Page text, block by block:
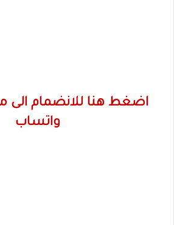
اضغط هنا للانضمام الى
واتساب